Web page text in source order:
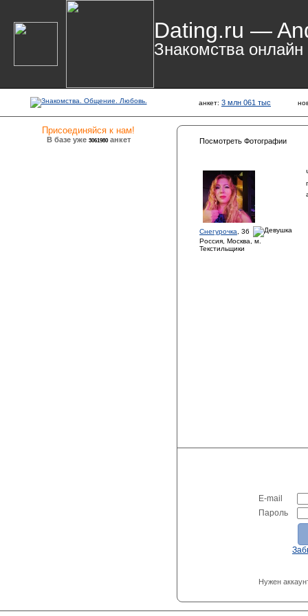
Dating.ru —
Знакомства онлайн
анкет: 3 млн 061 тыс
Присоединяйся к нам!
В базе уже 3061980анкет Посмотреть Фотографии
Снегурочка , 36
Россия, Москва, м.
Текстильщики
E-mail
Пароль
Нужен